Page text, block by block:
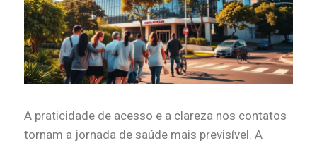
A praticidade de acesso e a clareza nos contatos
tornam a jornada de saúde mais previsível. A